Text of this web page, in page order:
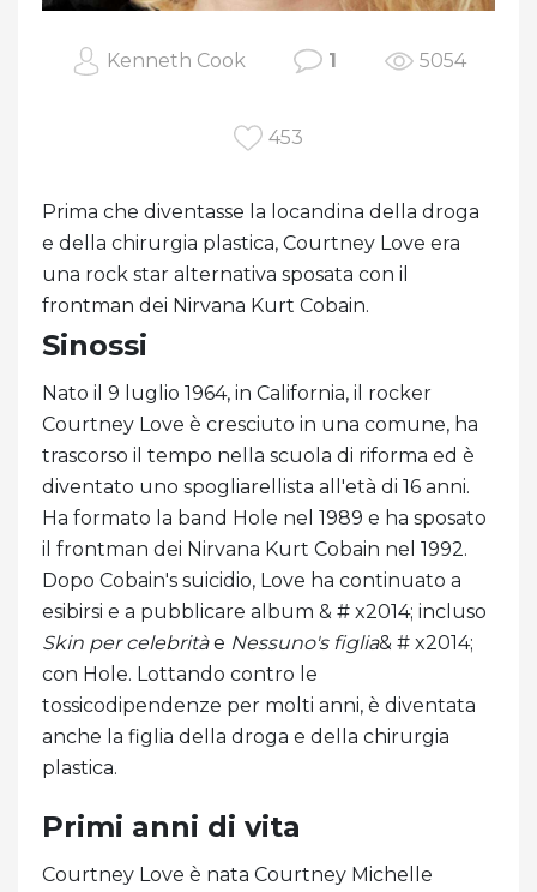
Kenneth Cook 1 5054
453
Prima che diventasse la locandina della droga
e della chirurgia plastica, Courtney Love era
una rock star alternativa sposata con il
frontman dei Nirvana Kurt Cobain.
Sinossi
Nato il 9 luglio 1964, in California, il rocker
Courtney Love è cresciuto in una comune, ha
trascorso il tempo nella scuola di riforma ed è
diventato uno spogliarellista all'età di 16 anni.
Ha formato la band Hole nel 1989 e ha sposato
il frontman dei Nirvana Kurt Cobain nel 1992.
Dopo Cobain's suicidio, Love ha continuato a
esibirsi e a pubblicare album & # x2014; incluso
Skin per celebritàe Nessuno's figlia& # x2014;
con Hole. Lottando contro le
tossicodipendenze per molti anni, è diventata
anche la figlia della droga e della chirurgia
plastica.
Primi anni di vita
Courtney Love è nata Courtney Michelle